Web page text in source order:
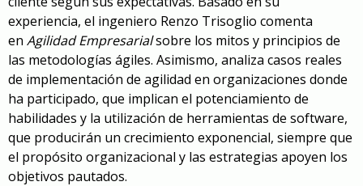
experiencia, el ingeniero Renzo Trisoglio comenta
en Agilidad Empresarialsobre los mitos y principios de
las metodologías ágiles. Asimismo, analiza casos reales
de implementación de agilidad en organizaciones donde
ha participado, que implican el potenciamiento de
habilidades y la utilización de herramientas de software,
que producirán un crecimiento exponencial, siempre que
el propósito organizacional y las estrategias apoyen los
objetivos pautados.